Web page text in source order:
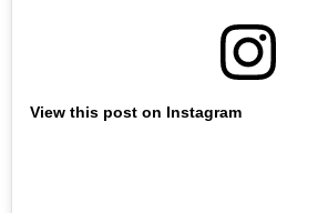
View this post on Instagram